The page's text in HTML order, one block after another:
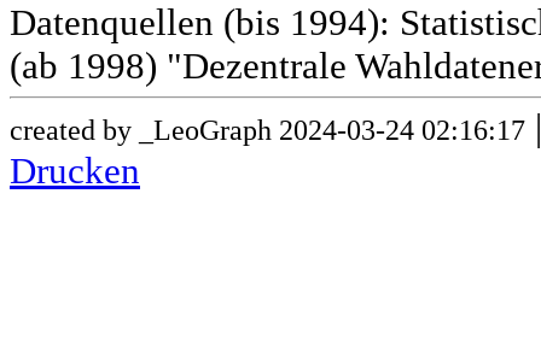
Datenquellen (bis 1994):
(ab 1998) "Dezentrale
created by _LeoGraph 2024-03-24 02:16:17
Drucken